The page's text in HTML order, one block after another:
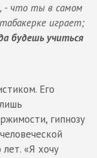
- что ты в самом
играет;
будешь учиться
Его
гипнозу
«Я хочу